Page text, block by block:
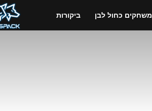
ביקורות משחקים כחול לבן